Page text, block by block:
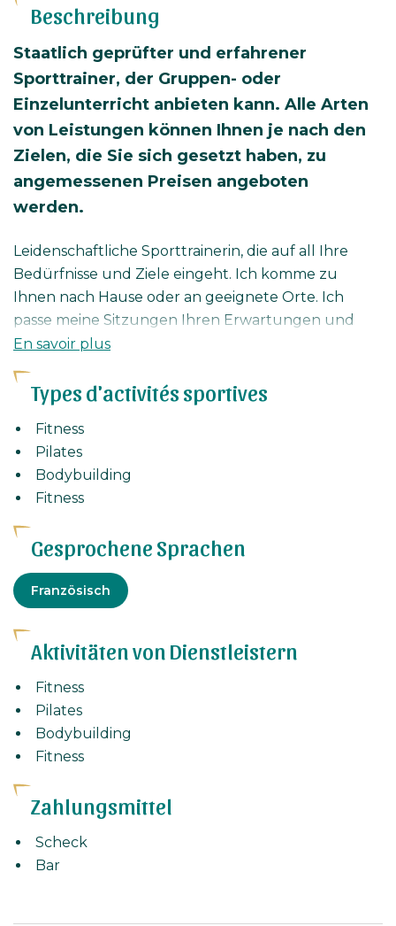
Beschreibung
Staatlich geprüfter und erfahrener
Sporttrainer, der Gruppen- oder
Einzelunterricht anbieten kann. Alle Arten
von Leistungen können Ihnen je nach den
Zielen, die Sie sich gesetzt haben, zu
angemessenen Preisen angeboten
werden.
Leidenschaftliche Sporttrainerin, die auf all Ihre
Bedürfnisse und Ziele eingeht. Ich komme zu
Ihnen nach Hause oder an geeignete Orte. Ich
passe meine Sitzungen Ihren Erwartungen und
eventuellen Erkrankungen an, damit Sie an meiner
En savoir plus
Types d'activités sportives
Fitness
Pilates
Bodybuilding
Fitness
Gesprochene Sprachen
Französisch
Aktivitäten von Dienstleistern
Fitness
Pilates
Bodybuilding
Fitness
Zahlungsmittel
Scheck
Bar